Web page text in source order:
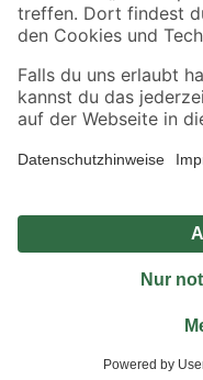
Alle Preisangaben in EUR inkl.
Umständen nicht in allen Märkten
Produkte nur solange der Vorrat reicht.
*Paketversand ab 59 €
Privatsphäre
Nutzungsbedingungen
© 2026 toom Baumarkt GmbH